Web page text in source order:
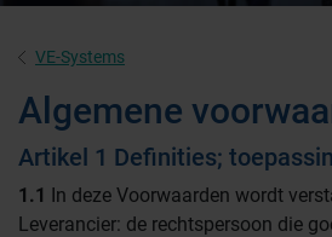
VE-Systems
Algemene
Artikel 1 Definities;
1.1 In deze Voorwaarden wordt
Leverancier: de rechtspersoon die